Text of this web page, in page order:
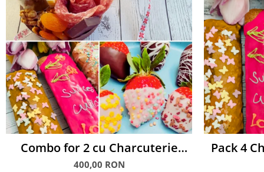
Combo for 2 cu Charcuterie
Snack, Checuri si Capsuni
400,00 RON
Pack 4